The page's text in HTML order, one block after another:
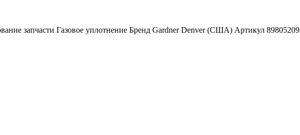
запчасти Газовое уплотнение Бренд Gardner Denver (США) Артикул 89805209